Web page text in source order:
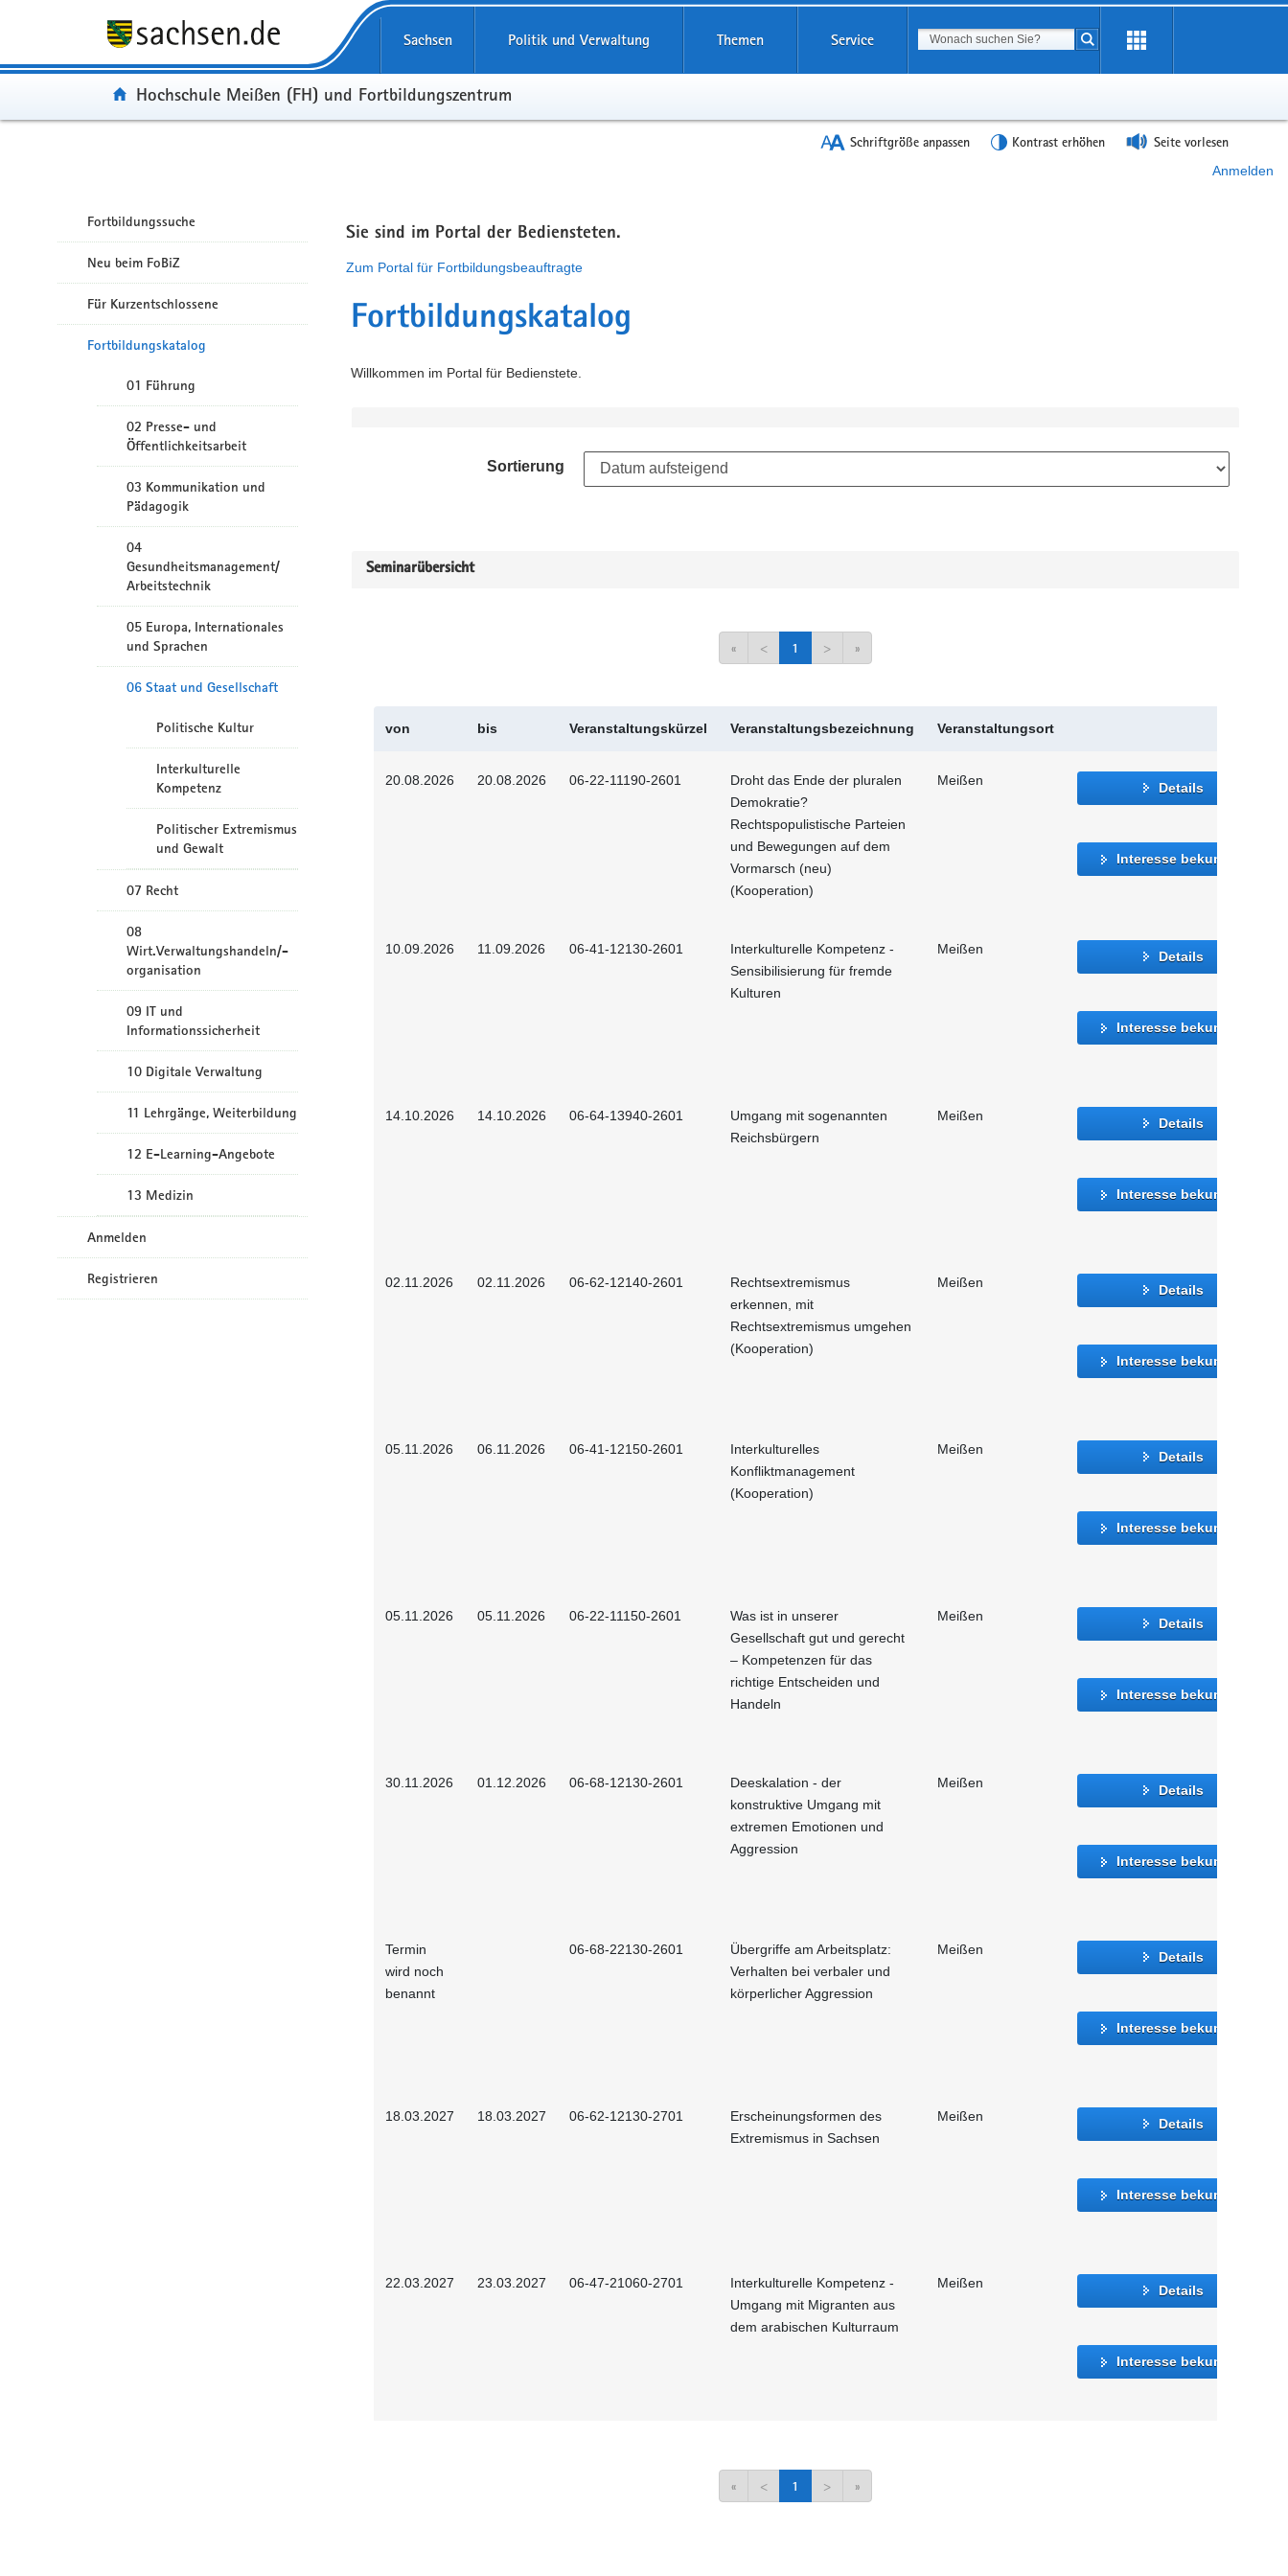
Sachsen Politik und Verwaltung Themen Service Suchbegriff
Suche starten
Portal:
Hochschule Meißen (FH) und Fortbildungszentrum
Schriftgröße anpassen Kontrast erhöhen Seite vorlesen
Anmelden
Fortbildungssuche
Neu beim FoBiZ
Für Kurzentschlossene
Fortbildungskatalog
01 Führung
02 Presse- und
Öffentlichkeitsarbeit
03 Kommunikation und
Pädagogik
04
Gesundheitsmanagement/
Arbeitstechnik
05 Europa, Internationales
und Sprachen
06 Staat und Gesellschaft
Politische Kultur
Interkulturelle
Kompetenz
Politischer Extremismus
und Gewalt
07 Recht
08
Wirt.Verwaltungshandeln/-
organisation
09 IT und
Informationssicherheit
10 Digitale Verwaltung
11 Lehrgänge, Weiterbildung
12 E-Learning-Angebote
13 Medizin
Anmelden
Registrieren
Sie sind im Portal der Bediensteten.
Zum Portal für Fortbildungsbeauftragte
Fortbildungskatalog
Willkommen im Portal für Bedienstete.
Sortierung
Seminarübersicht
« < 1 > »
von bis Veranstaltungskürzel Veranstaltungsbezeichnung Veranstaltungsort
20.08.2026 20.08.2026 06-22-11190-2601
Droht das Ende der pluralen
Demokratie?
Rechtspopulistische Parteien
und Bewegungen auf dem
Vormarsch (neu)
(Kooperation)
Meißen Details
Interesse bekunden
10.09.2026 11.09.2026 06-41-12130-2601
Interkulturelle Kompetenz -
Sensibilisierung für fremde
Kulturen
Meißen Details
Interesse bekunden
14.10.2026 14.10.2026 06-64-13940-2601
Umgang mit sogenannten
Reichsbürgern
Meißen Details
Interesse bekunden
02.11.2026 02.11.2026 06-62-12140-2601
Rechtsextremismus
erkennen, mit
Rechtsextremismus umgehen
(Kooperation)
Meißen Details
Interesse bekunden
05.11.2026 06.11.2026 06-41-12150-2601
Interkulturelles
Konfliktmanagement
(Kooperation)
Meißen Details
Interesse bekunden
05.11.2026 05.11.2026 06-22-11150-2601
Was ist in unserer
Gesellschaft gut und gerecht
– Kompetenzen für das
richtige Entscheiden und
Handeln
Meißen Details
Interesse bekunden
30.11.2026 01.12.2026 06-68-12130-2601
Deeskalation - der
konstruktive Umgang mit
extremen Emotionen und
Aggression
Meißen Details
Interesse bekunden
Termin
wird noch
benannt
06-68-22130-2601
Übergriffe am Arbeitsplatz:
Verhalten bei verbaler und
körperlicher Aggression
Meißen Details
Interesse bekunden
18.03.2027 18.03.2027 06-62-12130-2701
Erscheinungsformen des
Extremismus in Sachsen
Meißen Details
Interesse bekunden
22.03.2027 23.03.2027 06-47-21060-2701
Interkulturelle Kompetenz -
Umgang mit Migranten aus
dem arabischen Kulturraum
Meißen Details
Interesse bekunden
« < 1 > »